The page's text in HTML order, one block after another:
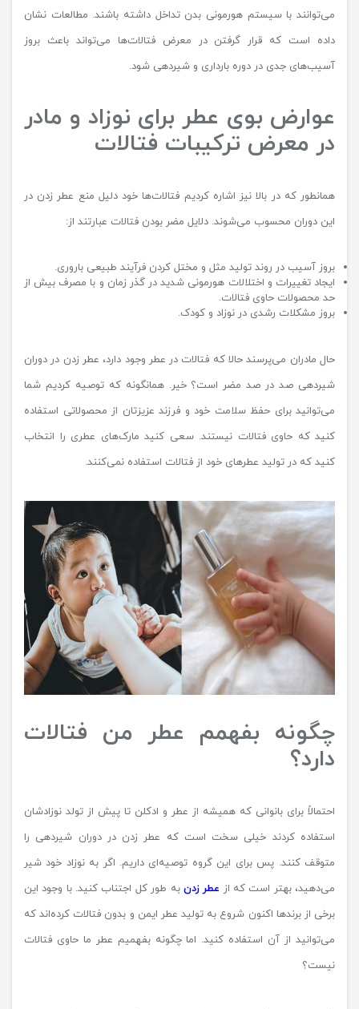
می‌توانند با سیستم هورمونی بدن تداخل داشته باشند. مطالعات نشان
داده است که قرار گرفتن در معرض فتالات‌ها می‌تواند باعث بروز
آسیب‌های جدی در دوره بارداری و شیردهی شود.
عوارض بوی عطر برای نوزاد و مادر
در معرض ترکیبات فتالات
همانطور که در بالا نیز اشاره کردیم فتالات‌ها خود دلیل منع عطر زدن در
این دوران محسوب می‌شوند. دلایل مضر بودن فتالات عبارتند از:
بروز آسیب در روند تولید مثل و مختل کردن فرآیند طبیعی باروری.
ایجاد تغییرات و اختلالات هورمونی شدید در گذر زمان و با مصرف بیش از
حد محصولات حاوی فتالات.
بروز مشکلات رشدی در نوزاد و کودک.
حال مادران می‌پرسند حالا که فتالات در عطر وجود دارد، عطر زدن در دوران
شیردهی صد در صد مضر است؟ خیر. همانگونه که توصیه کردیم شما
می‌توانید برای حفظ سلامت خود و فرزند عزیزتان از محصولاتی استفاده
کنید که حاوی فتالات نیستند. سعی کنید مارک‌های عطری را انتخاب
کنید که در تولید عطرهای خود از فتالات استفاده نمی‌کنند.
چگونه بفهمم عطر من فتالات
دارد؟
احتمالاً برای بانوانی که همیشه از عطر و ادکلن تا پیش از تولد نوزادشان
استفاده کردند خیلی سخت است که عطر زدن در دوران شیردهی را
متوقف کنند. پس برای این گروه توصیه‌ای داریم. اگر به نوزاد خود شیر
می‌دهید، بهتر است که از عطر زدن به طور کل اجتناب کنید. با وجود این
برخی از برندها اکنون شروع به تولید عطر ایمن و بدون فتالات کرده‌اند که
می‌توانید از آن استفاده کنید. اما چگونه بفهمیم عطر ما حاوی فتالات
نیست؟